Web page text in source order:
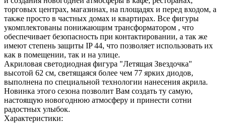
торговых центрах, магазинах, на площадях и перед входом, а
также просто в частных домах и квартирах. Все фигуры
укомплектованы понижающим трансформатором , что
обеспечивает безопасность при контактировании, а так же
имеют степень защиты IP 44, что позволяет использовать их
как в помещении, так и на улице.
Акриловая светодиодная фигура "Летящая Звездочка"
высотой 62 см, светящаяся более чем 77 ярких диодов,
выполнена по специальной технологии нанесения акрила.
Новинка этого сезона позволит Вам создать ту самую,
настоящую новогоднюю атмосферу и принести сотни
радостных улыбок.
Характеристики: